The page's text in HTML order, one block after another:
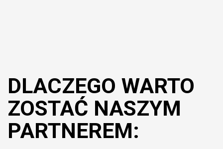
DLACZEGO WARTO
ZOSTAĆ NASZYM
PARTNEREM: